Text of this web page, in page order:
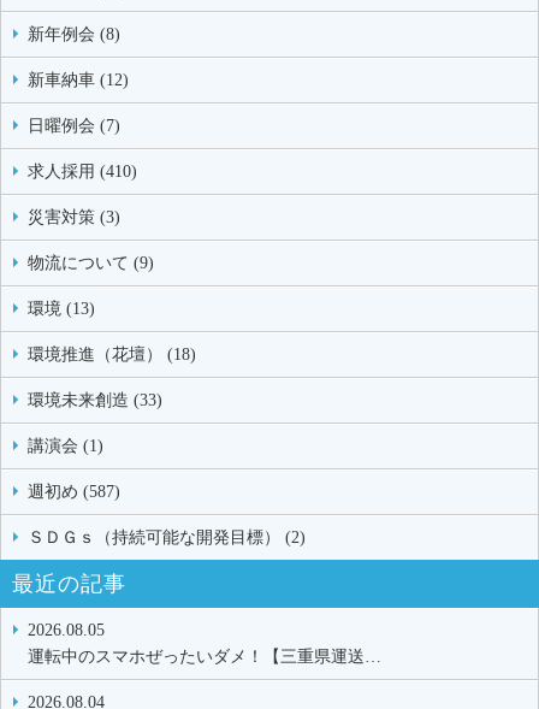
新年例会 (8)
新車納車 (12)
日曜例会 (7)
求人採用 (410)
災害対策 (3)
物流について (9)
環境 (13)
環境推進（花壇） (18)
環境未来創造 (33)
講演会 (1)
週初め (587)
ＳＤＧｓ（持続可能な開発目標） (2)
最近の記事
2026.08.05
運転中のスマホぜったいダメ！【三重県運送…
2026.08.04